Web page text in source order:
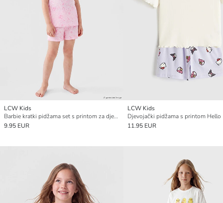
LCW Kids
Barbie kratki pidžama set s printom za djevojčice
9.95 EUR
LCW Kids
11.95 EUR